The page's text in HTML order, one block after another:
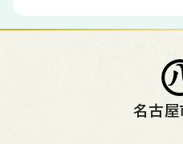
名古屋